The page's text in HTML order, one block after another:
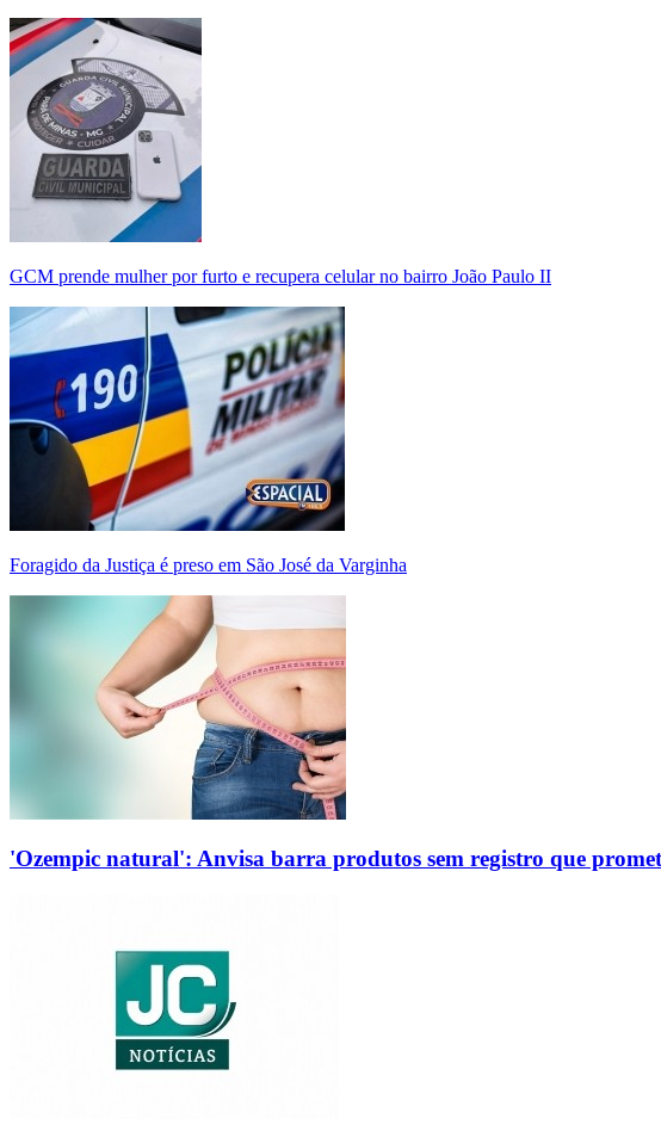
GCM prende mulher por furto e recupera celular no bairro João Paulo II
Foragido da Justiça é preso em São José da Varginha
'Ozempic natural': Anvisa barra produtos sem registro que